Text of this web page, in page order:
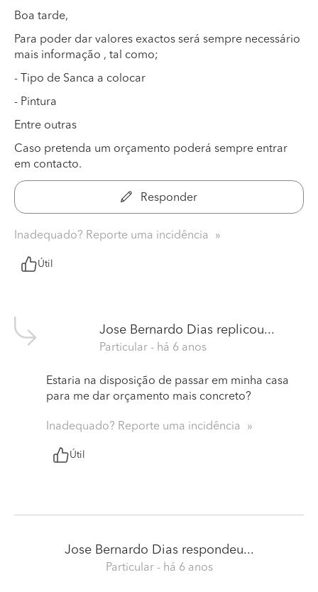
Boa tarde,
Para poder dar valores exactos será sempre necessário
mais informação , tal como;
- Tipo de Sanca a colocar
- Pintura
Entre outras
Caso pretenda um orçamento poderá sempre entrar
em contacto.
Responder
Inadequado? Reporte uma incidência
Útil
Jose Bernardo Dias replicou...
Particular - há 6 anos
Estaria na disposição de passar em minha casa
para me dar orçamento mais concreto?
Inadequado? Reporte uma incidência
Útil
Jose Bernardo Diasrespondeu...
Particular - há 6 anos